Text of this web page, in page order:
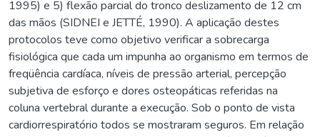
1995) e 5) flexão parcial do tronco deslizamento de 12 cm
das mãos (SIDNEI e JETTÉ, 1990). A aplicação destes
protocolos teve como objetivo verificar a sobrecarga
fisiológica que cada um impunha ao organismo em termos de
freqüência cardíaca, níveis de pressão arterial, percepção
subjetiva de esforço e dores osteopáticas referidas na
coluna vertebral durante a execução. Sob o ponto de vista
cardiorrespiratório todos se mostraram seguros. Em relação